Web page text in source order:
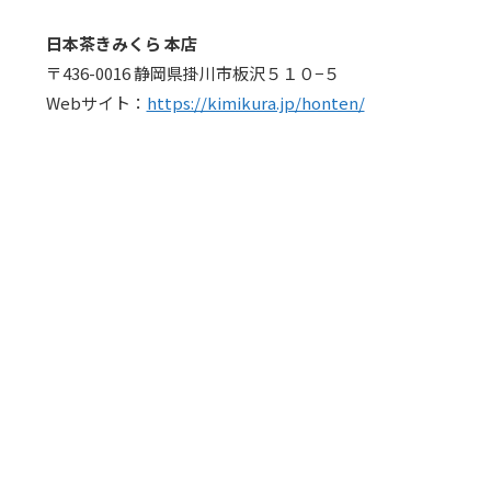
日本茶きみくら 本店
〒436-0016 静岡県掛川市板沢５１０−５
Webサイト： https://kimikura.jp/honten/